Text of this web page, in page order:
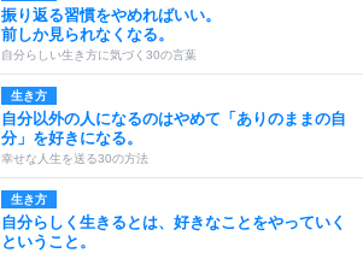
振り返る習慣をやめればいい。
前しか見られなくなる。
自分らしい生き方に気づく30の言葉
生き方
自分以外の人になるのはやめて「ありのままの自
分」を好きになる。
幸せな人生を送る30の方法
生き方
自分らしく生きるとは、好きなことをやっていく
ということ。